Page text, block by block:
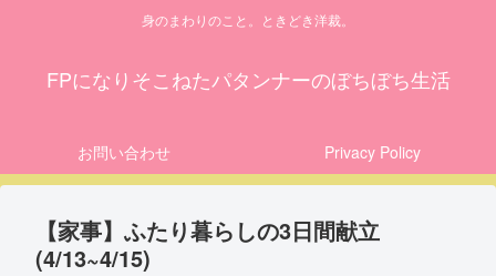
身のまわりのこと。ときどき洋裁。
FPになりそこねたパタンナーのぼちぼち生活
お問い合わせ Privacy Policy
【家事】ふたり暮らしの3日間献立
(4/13~4/15)